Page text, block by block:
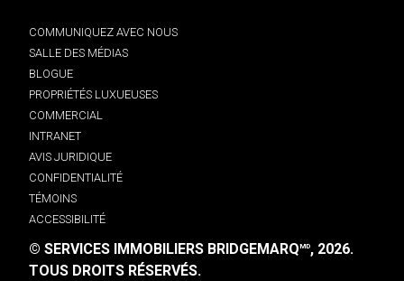
COMMUNIQUEZ AVEC NOUS
SALLE DES MÉDIAS
BLOGUE
PROPRIÉTÉS LUXUEUSES
COMMERCIAL
INTRANET
AVIS JURIDIQUE
CONFIDENTIALITÉ
TÉMOINS
ACCESSIBILITÉ
© SERVICES IMMOBILIERS BRIDGEMARQMD, 2026.
TOUS DROITS RÉSERVÉS.